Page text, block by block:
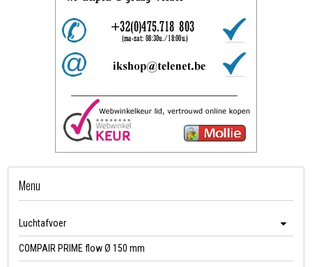
Menu
Luchtafvoer
COMPAIR PRIME flow Ø 150 mm